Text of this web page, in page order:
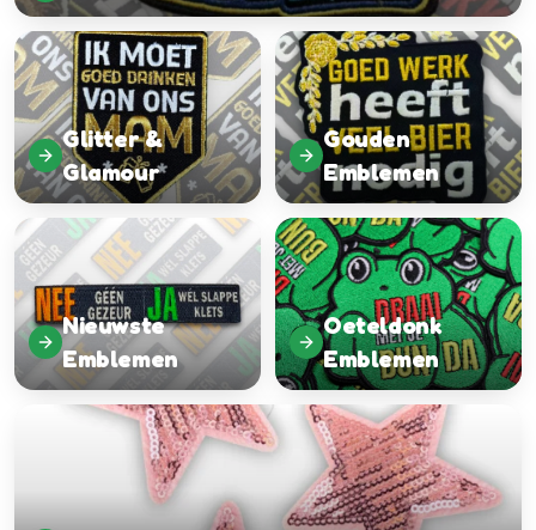
Glitter &
Glamour
Gouden
Emblemen
Nieuwste
Emblemen
Oeteldonk
Emblemen